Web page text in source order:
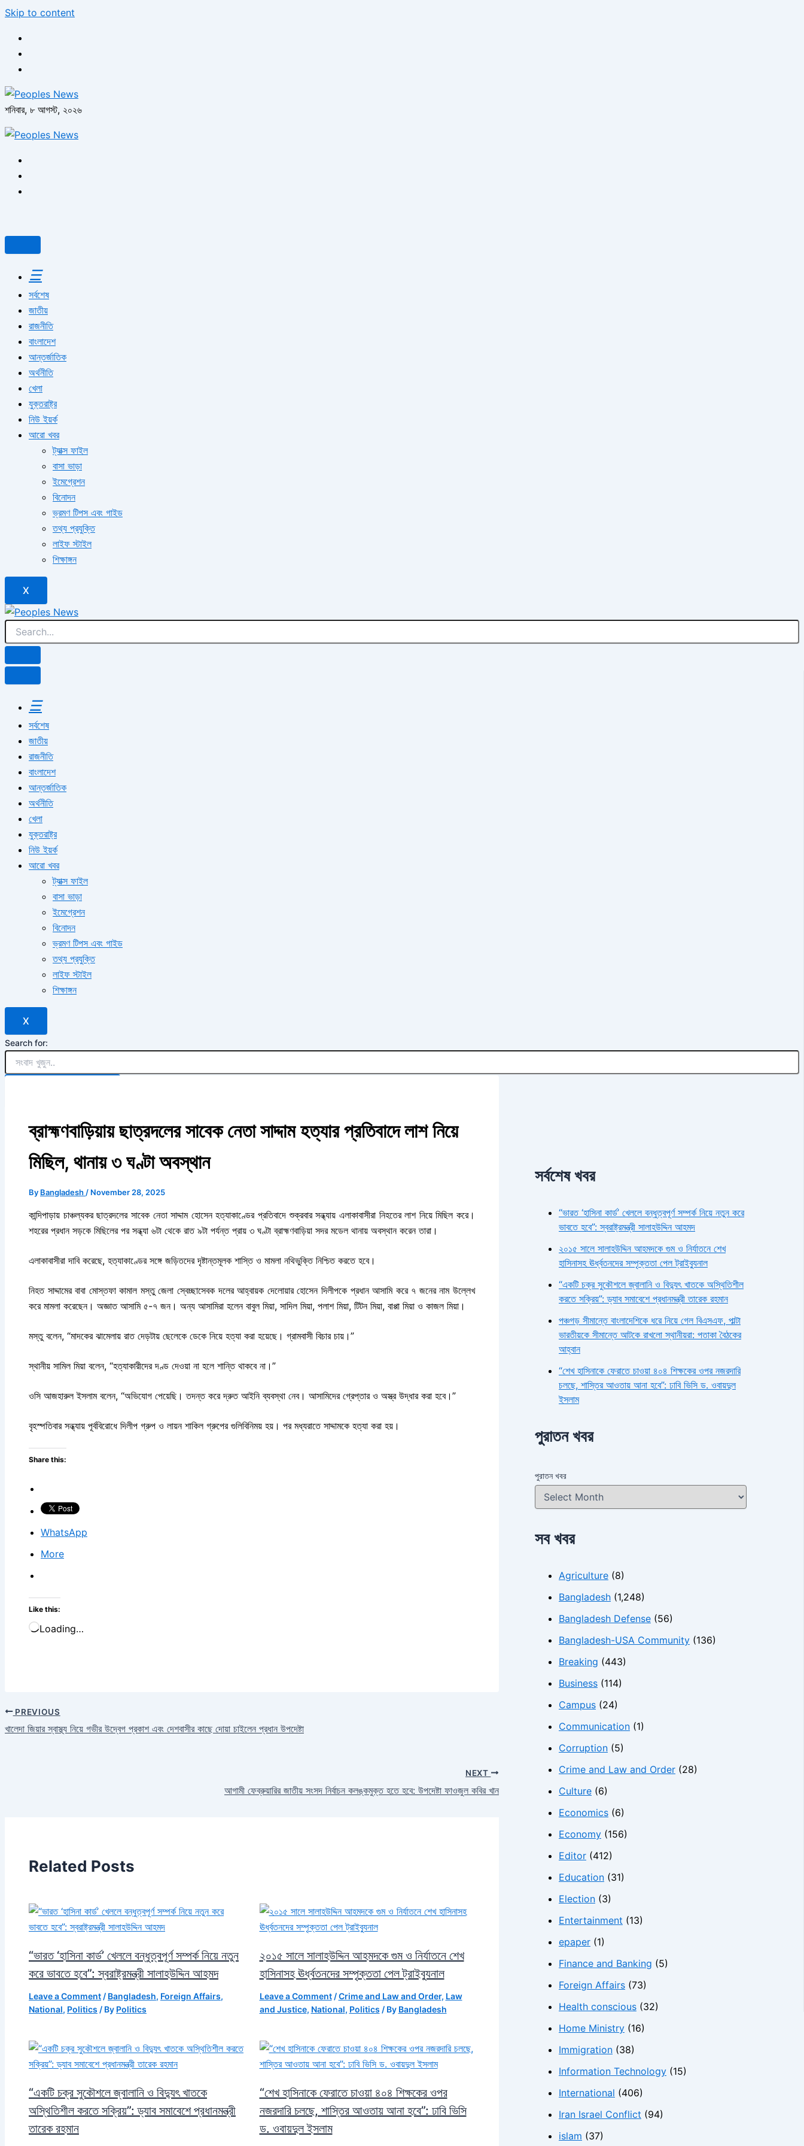
Skip to content
শনিবার, ৮ আগস্ট, ২০২৬
☰
সর্বশেষ
জাতীয়
রাজনীতি
বাংলাদেশ
আন্তর্জাতিক
অর্থনীতি
খেলা
যুক্তরাষ্ট্র
নিউ ইয়র্ক
আরো খবর
ট্যাক্স ফাইল
বাসা ভাড়া
ইমেগ্রেশন
বিনোদন
ভ্রমণ টিপস এবং গাইড
তথ্য প্রযুক্তি
লাইফ স্টাইল
শিক্ষাঙ্গন
X
☰
সর্বশেষ
জাতীয়
রাজনীতি
বাংলাদেশ
আন্তর্জাতিক
অর্থনীতি
খেলা
যুক্তরাষ্ট্র
নিউ ইয়র্ক
আরো খবর
ট্যাক্স ফাইল
বাসা ভাড়া
ইমেগ্রেশন
বিনোদন
ভ্রমণ টিপস এবং গাইড
তথ্য প্রযুক্তি
লাইফ স্টাইল
শিক্ষাঙ্গন
X
Search for:
ব্রাহ্মণবাড়িয়ায় ছাত্রদলের সাবেক নেতা সাদ্দাম হত্যার প্রতিবাদে লাশ নিয়ে
মিছিল, থানায় ৩ ঘণ্টা অবস্থান
By Bangladesh / November 28, 2025
কান্দিপাড়ায় চাঞ্চল্যকর ছাত্রদলের সাবেক নেতা সাদ্দাম হোসেন হত্যাকাণ্ডের প্রতিবাদে শুক্রবার সন্ধ্যায় এলাকাবাসীরা নিহতের লাশ নিয়ে মিছিল করে।
শহরের প্রধান সড়কে মিছিলের পর সন্ধ্যা ৬টা থেকে রাত ৯টা পর্যন্ত প্রায় ৩ ঘণ্টা ব্রাহ্মণবাড়িয়া সদর মডেল থানায় অবস্থান করেন তারা।
এলাকাবাসীরা দাবি করেছে, হত্যাকাণ্ডের সঙ্গে জড়িতদের দৃষ্টান্তমূলক শাস্তি ও মামলা নথিভুক্তি নিশ্চিত করতে হবে।
নিহত সাদ্দামের বাবা মোস্তফা কামাল মস্তু জেলা স্বেচ্ছাসেবক দলের আহ্বায়ক দেলোয়ার হোসেন দিলীপকে প্রধান আসামি করে ৭ জনের নাম উল্লেখ
করে মামলা করেছেন। অজ্ঞাত আসামি ৫-৭ জন। অন্য আসামিরা হলেন বাবুল মিয়া, সাদিল মিয়া, পলাশ মিয়া, টিটন মিয়া, বাপ্পা মিয়া ও কাজল মিয়া।
মস্তু বলেন, “মাদকের ঝামেলায় রাত দেড়টায় ছেলেকে ডেকে নিয়ে হত্যা করা হয়েছে। গ্রামবাসী বিচার চায়।”
স্থানীয় সামিল মিয়া বলেন, “হত্যাকারীদের দণ্ড দেওয়া না হলে শান্তি থাকবে না।”
ওসি আজহারুল ইসলাম বলেন, “অভিযোগ পেয়েছি। তদন্ত করে দ্রুত আইনি ব্যবস্থা নেব। আসামিদের গ্রেপ্তার ও অস্ত্র উদ্ধার করা হবে।”
বৃহস্পতিবার সন্ধ্যায় পূর্ববিরোধে দিলীপ গ্রুপ ও লায়ন শাকিল গ্রুপের গুলিবিনিময় হয়। পর মধ্যরাতে সাদ্দামকে হত্যা করা হয়।
Share this:
WhatsApp
More
Like this:
Loading…
PREVIOUS
খালেদা জিয়ার স্বাস্থ্য নিয়ে গভীর উদ্বেগ প্রকাশ এবং দেশবাসীর কাছে দোয়া চাইলেন প্রধান উপদেষ্টা
NEXT
আগামী ফেব্রুয়ারির জাতীয় সংসদ নির্বাচন কলঙ্কমুক্ত হতে হবে: উপদেষ্টা ফাওজুল কবির খান
Related Posts
“ভারত ‘হাসিনা কার্ড’ খেললে বন্ধুত্বপূর্ণ সম্পর্ক নিয়ে নতুন
করে ভাবতে হবে”: স্বরাষ্ট্রমন্ত্রী সালাহউদ্দিন আহমদ
Leave a Comment / Bangladesh, Foreign Affairs,
National, Politics / By Politics
২০১৫ সালে সালাহউদ্দিন আহমদকে গুম ও নির্যাতনে শেখ
হাসিনাসহ ঊর্ধ্বতনদের সম্পৃক্ততা পেল ট্রাইব্যুনাল
Leave a Comment /Crime and Law and Order, Law
and Justice, National, Politics / By Bangladesh
“একটি চক্র সুকৌশলে জ্বালানি ও বিদ্যুৎ খাতকে
অস্থিতিশীল করতে সক্রিয়”: ড্যাব সমাবেশে প্রধানমন্ত্রী
তারেক রহমান
“শেখ হাসিনাকে ফেরাতে চাওয়া ৪০৪ শিক্ষকের ওপর
নজরদারি চলছে, শাস্তির আওতায় আনা হবে”: ঢাবি ভিসি
ড. ওবায়দুল ইসলাম
সর্বশেষ খবর
“ভারত ‘হাসিনা কার্ড’ খেললে বন্ধুত্বপূর্ণ সম্পর্ক নিয়ে নতুন করে
ভাবতে হবে”: স্বরাষ্ট্রমন্ত্রী সালাহউদ্দিন আহমদ
২০১৫ সালে সালাহউদ্দিন আহমদকে গুম ও নির্যাতনে শেখ
হাসিনাসহ ঊর্ধ্বতনদের সম্পৃক্ততা পেল ট্রাইব্যুনাল
“একটি চক্র সুকৌশলে জ্বালানি ও বিদ্যুৎ খাতকে অস্থিতিশীল
করতে সক্রিয়”: ড্যাব সমাবেশে প্রধানমন্ত্রী তারেক রহমান
পঞ্চগড় সীমান্তে বাংলাদেশিকে ধরে নিয়ে গেল বিএসএফ, পাল্টা
ভারতীয়কে সীমান্তে আটকে রাখলো স্থানীয়রা: পতাকা বৈঠকের
আহ্বান
“শেখ হাসিনাকে ফেরাতে চাওয়া ৪০৪ শিক্ষকের ওপর নজরদারি
চলছে, শাস্তির আওতায় আনা হবে”: ঢাবি ভিসি ড. ওবায়দুল
ইসলাম
পুরাতন খবর
পুরাতন খবর
সব খবর
Agriculture (8)
Bangladesh (1,248)
Bangladesh Defense (56)
Bangladesh-USA Community (136)
Breaking (443)
Business (114)
Campus (24)
Communication (1)
Corruption (5)
Crime and Law and Order (28)
Culture (6)
Economics (6)
Economy (156)
Editor (412)
Education (31)
Election (3)
Entertainment (13)
epaper (1)
Finance and Banking (5)
Foreign Affairs (73)
Health conscious (32)
Home Ministry (16)
Immigration (38)
Information Technology (15)
International (406)
Iran Israel Conflict (94)
islam (37)